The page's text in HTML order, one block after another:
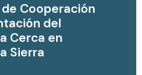
Cooperación
del
Cerca en
Sierra